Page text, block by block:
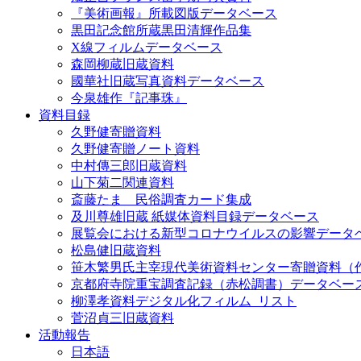
『美術画報』所載図版データベース
黒田記念館所蔵黒田清輝作品集
X線フィルムデータベース
森岡柳蔵旧蔵資料
國華社旧蔵写真資料データベース
今泉雄作『記事珠』
資料目録
久野健寄贈資料
久野健寄贈ノート資料
中村傳三郎旧蔵資料
山下菊二関連資料
斎藤たま 民俗調査カード集成
及川尊雄旧蔵 紙媒体資料目録データベース
展覧会における新型コロナウイルスの影響データ
松島健旧蔵資料
笹木繁男氏主宰現代美術資料センター寄贈資料（
京都府寺院重宝調査記録（赤松調書）データベー
柳澤孝資料デジタル化フィルム_リスト
菅沼貞三旧蔵資料
活動報告
日本語